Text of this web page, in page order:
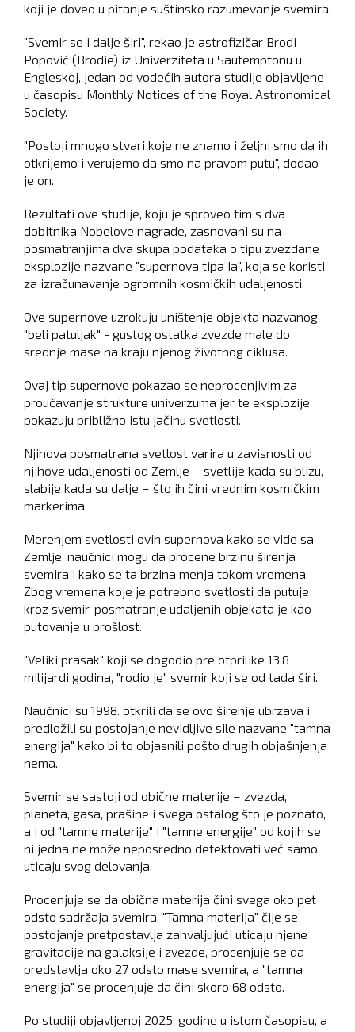
koji je doveo u pitanje suštinsko razumevanje svemira.
"Svemir se i dalje širi", rekao je astrofizičar Brodi
Popović (Brodie) iz Univerziteta u Sautemptonu u
Engleskoj, jedan od vodećih autora studije objavljene
u časopisu Monthly Notices of the Royal Astronomical
Society.
"Postoji mnogo stvari koje ne znamo i željni smo da ih
otkrijemo i verujemo da smo na pravom putu", dodao
je on.
Rezultati ove studije, koju je sproveo tim s dva
dobitnika Nobelove nagrade, zasnovani su na
posmatranjima dva skupa podataka o tipu zvezdane
eksplozije nazvane "supernova tipa Ia", koja se koristi
za izračunavanje ogromnih kosmičkih udaljenosti.
Ove supernove uzrokuju uništenje objekta nazvanog
"beli patuljak" - gustog ostatka zvezde male do
srednje mase na kraju njenog životnog ciklusa.
Ovaj tip supernove pokazao se neprocenjivim za
proučavanje strukture univerzuma jer te eksplozije
pokazuju približno istu jačinu svetlosti.
Njihova posmatrana svetlost varira u zavisnosti od
njihove udaljenosti od Zemlje – svetlije kada su blizu,
slabije kada su dalje – što ih čini vrednim kosmičkim
markerima.
Merenjem svetlosti ovih supernova kako se vide sa
Zemlje, naučnici mogu da procene brzinu širenja
svemira i kako se ta brzina menja tokom vremena.
Zbog vremena koje je potrebno svetlosti da putuje
kroz svemir, posmatranje udaljenih objekata je kao
putovanje u prošlost.
"Veliki prasak" koji se dogodio pre otprilike 13,8
milijardi godina, "rodio je" svemir koji se od tada širi.
Naučnici su 1998. otkrili da se ovo širenje ubrzava i
predložili su postojanje nevidljive sile nazvane "tamna
energija" kako bi to objasnili pošto drugih objašnjenja
nema.
Svemir se sastoji od obične materije – zvezda,
planeta, gasa, prašine i svega ostalog što je poznato,
a i od "tamne materije" i "tamne energije" od kojih se
ni jedna ne može neposredno detektovati već samo
uticaju svog delovanja.
Procenjuje se da obična materija čini svega oko pet
odsto sadržaja svemira. "Tamna materija" čije se
postojanje pretpostavlja zahvaljujući uticaju njene
gravitacije na galaksije i zvezde, procenjuje se da
predstavlja oko 27 odsto mase svemira, a "tamna
energija" se procenjuje da čini skoro 68 odsto.
Po studiji objavljenoj 2025. godine u istom časopisu, a